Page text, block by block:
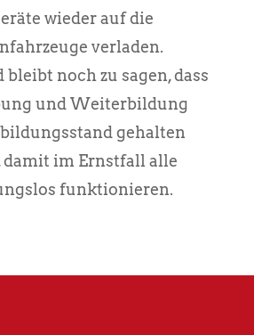
wieder auf die
verladen.
noch zu sagen, dass
und Weiterbildung
gehalten
damit im Ernstfall alle
funktionieren.